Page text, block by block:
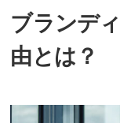
ブランデ
由とは？